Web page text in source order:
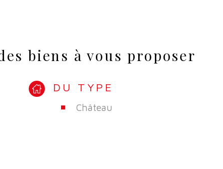
biens à vous proposer
DU TYPE
Château